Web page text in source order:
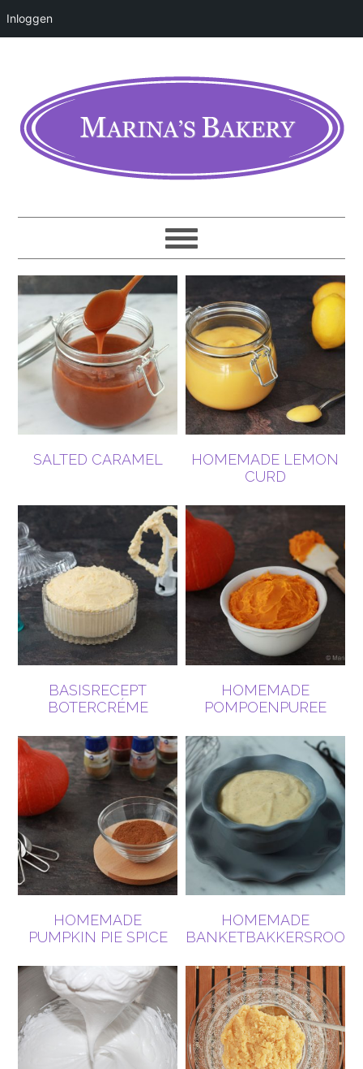
Inloggen
SALTED CARAMEL
HOMEMADE LEMON
CURD
BASISRECEPT
BOTERCRÉME
HOMEMADE
POMPOENPUREE
HOMEMADE
PUMPKIN PIE SPICE
HOMEMADE
BANKETBAKKERSROOM